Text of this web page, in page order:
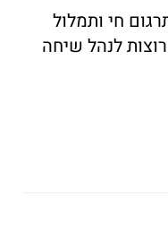
חי ותמלול
לנהל שיחה